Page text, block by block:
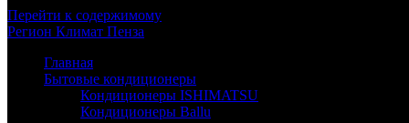
Перейти к содержимому
Регион Климат Пенза
Главная
Бытовые кондиционеры
Кондиционеры ISHIMATSU
Кондиционеры Ballu